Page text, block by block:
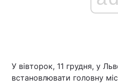
У вівторок, 11 грудня, у
встановлювати головну